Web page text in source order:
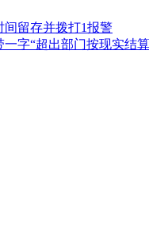
间留存并拨打1报警
一字“超出部门按现实结